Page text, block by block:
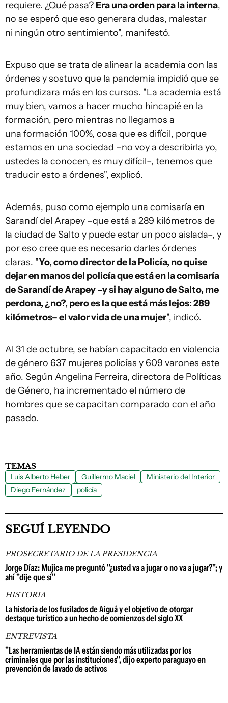
requiere. ¿Qué pasa? Era una orden para la interna,
no se esperó que eso generara dudas, malestar
ni ningún otro sentimiento", manifestó.
Expuso que se trata de alinear la academia con las
órdenes y sostuvo que la pandemia impidió que se
profundizara más en los cursos. "La academia está
muy bien, vamos a hacer mucho hincapié en la
formación, pero mientras no llegamos a
una formación 100%, cosa que es difícil, porque
estamos en una sociedad –no voy a describirla yo,
ustedes la conocen, es muy difícil–, tenemos que
traducir esto a órdenes", explicó.
Además, puso como ejemplo una comisaría en
Sarandí del Arapey –que está a 289 kilómetros de
la ciudad de Salto y puede estar un poco aislada–, y
por eso cree que es necesario darles órdenes
claras. "Yo, como director de la Policía, no quise
dejar en manos del policía que está en la comisaría
de Sarandí de Arapey –y si hay alguno de Salto, me
perdona, ¿no?, pero es la que está más lejos: 289
kilómetros– el valor vida de una mujer", indicó.
Al 31 de octubre, se habían capacitado en violencia
de género 637 mujeres policías y 609 varones este
año. Según Angelina Ferreira, directora de Políticas
de Género, ha incrementado el número de
hombres que se capacitan comparado con el año
pasado.
TEMAS
Luis Alberto Heber Guillermo Maciel
Ministerio del Interior
Diego Fernández
policía
SEGUÍ LEYENDO
PROSECRETARIO DE LA PRESIDENCIA
Jorge Díaz: Mujica me preguntó "¿usted va a jugar o no va a jugar?"; y
ahí "dije que sí"
HISTORIA
La historia de los fusilados de Aiguá y el objetivo de otorgar
destaque turístico a un hecho de comienzos del siglo XX
ENTREVISTA
"Las herramientas de IA están siendo más utilizadas por los
criminales que por las instituciones", dijo experto paraguayo en
prevención de lavado de activos